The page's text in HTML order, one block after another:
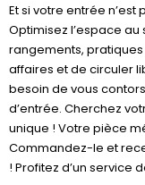
Et si votre entrée n’est
Optimisez l’espace
rangements, pratiques
affaires et de circuler
besoin de vous
d’entrée. Cherchez
unique ! Votre pièce
Commandez-le et
! Profitez d’un service